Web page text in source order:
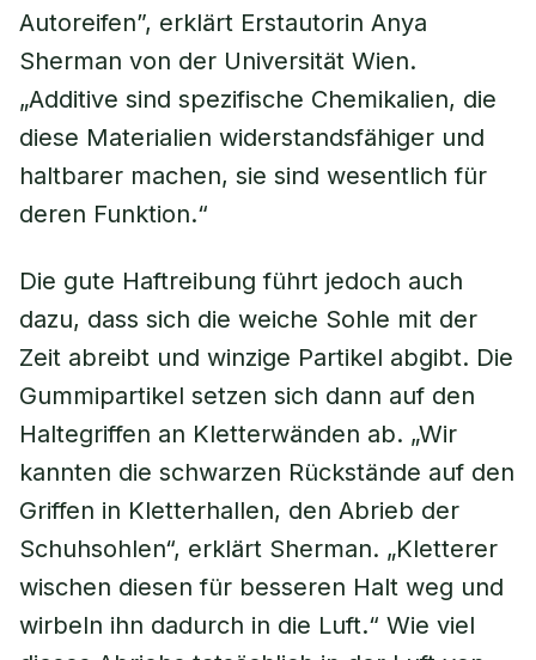
Autoreifen”, erklärt Erstautorin Anya
Sherman von der Universität Wien.
„Additive sind spezifische Chemikalien, die
diese Materialien widerstandsfähiger und
haltbarer machen, sie sind wesentlich für
deren Funktion.“
Die gute Haftreibung führt jedoch auch
dazu, dass sich die weiche Sohle mit der
Zeit abreibt und winzige Partikel abgibt. Die
Gummipartikel setzen sich dann auf den
Haltegriffen an Kletterwänden ab. „Wir
kannten die schwarzen Rückstände auf den
Griffen in Kletterhallen, den Abrieb der
Schuhsohlen“, erklärt Sherman. „Kletterer
wischen diesen für besseren Halt weg und
wirbeln ihn dadurch in die Luft.“ Wie viel